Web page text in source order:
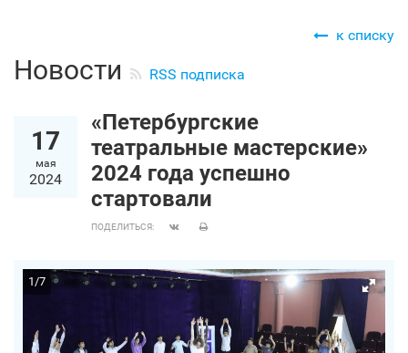
к списку
Новости RSS подписка
17
мая
2024
«Петербургские
театральные мастерские»
2024 года успешно
стартовали
ПОДЕЛИТЬСЯ:
1/7